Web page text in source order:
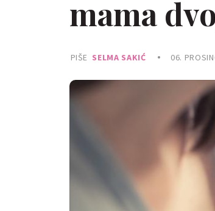
mama
PIŠE SELMA SAKIĆ 06.